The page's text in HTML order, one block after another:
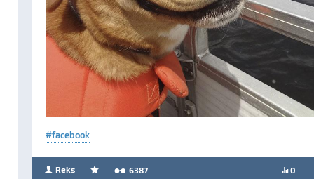
facebook
Reks 0
6387